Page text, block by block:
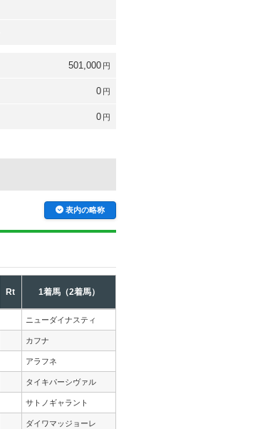
501,000 円
0 円
0 円
表内の略称
Rt 1着馬（2着馬）
ニューダイナスティ
カフナ
アラフネ
タイキパーシヴァル
サトノギャラント
ダイワマッジョーレ